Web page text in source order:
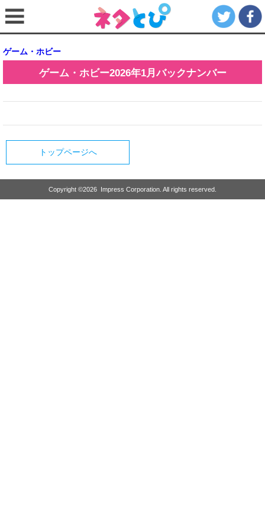
ゲーム・ホビー
ゲーム・ホビー2026年1月バックナンバー
トップページへ
Copyright ©2026 Impress Corporation. All rights reserved.